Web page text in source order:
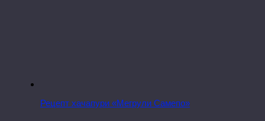
Рецепт хачапури «Мегрули Самепо»